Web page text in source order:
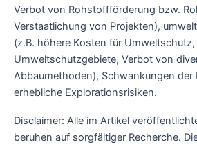
Verbot von Rohstoffförderung bzw.
Verstaatlichung von Projekten),
(z.B. höhere Kosten für
Umweltschutzgebiete, Verbot von
Abbaumethoden), Schwankungen der
erhebliche Explorationsrisiken.
Disclaimer: Alle im Artikel
beruhen auf sorgfältiger Recherche.